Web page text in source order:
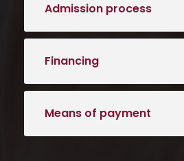
Admission process
Financing
Means of payment